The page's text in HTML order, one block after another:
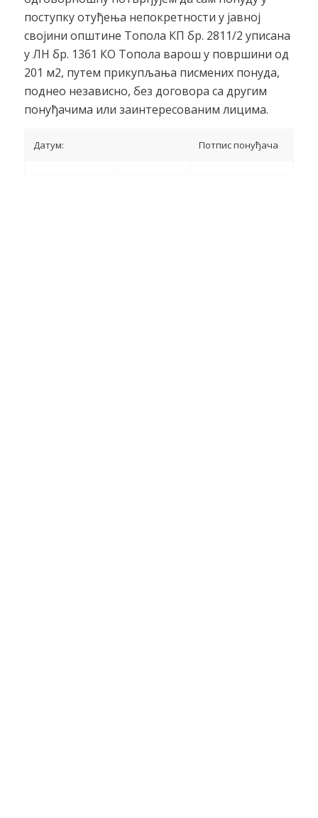
поступку отуђења непокретности у јавној
својини општине Топола КП бр. 2811/2 уписана
у ЛН бр. 1361 КО Топола варош у површини од
201 м2, путем прикупљања писмених понуда,
поднео независно, без договора са другим
понуђачима или заинтересованим лицима.
Датум: Потпис понуђача